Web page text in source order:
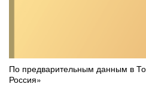
По предварительным данным в
Россия»